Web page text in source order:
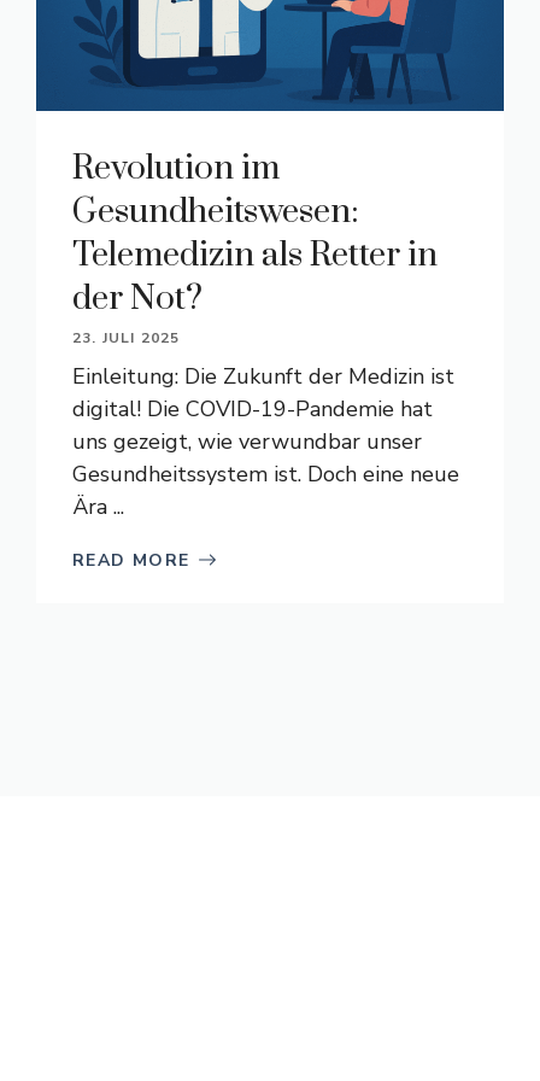
Revolution im
Gesundheitswesen:
Telemedizin als Retter in
der Not?
23. JULI 2025
Einleitung: Die Zukunft der Medizin ist
digital! Die COVID-19-Pandemie hat
uns gezeigt, wie verwundbar unser
Gesundheitssystem ist. Doch eine neue
Ära ...
READ MORE